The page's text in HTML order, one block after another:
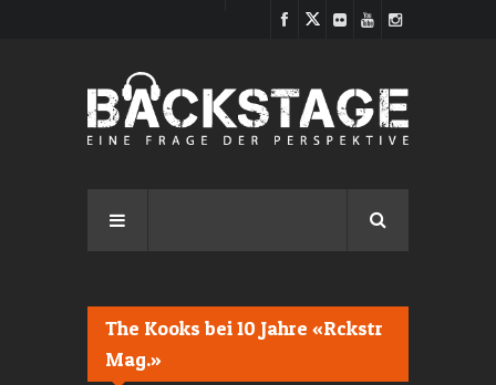
The Kooks bei 10 Jahre «Rckstr
Mag.»